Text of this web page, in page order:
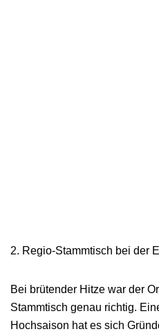
2. Regio-Stammtisch bei der
Bei brütender Hitze war der
Stammtisch genau richtig.
Hochsaison hat es sich